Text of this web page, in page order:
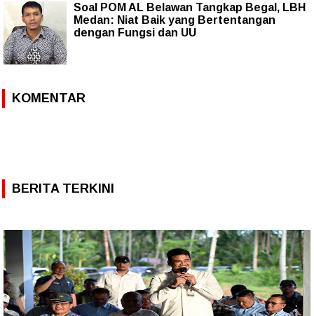
Soal POM AL Belawan Tangkap Begal, LBH
Medan: Niat Baik yang Bertentangan
dengan Fungsi dan UU
KOMENTAR
BERITA TERKINI